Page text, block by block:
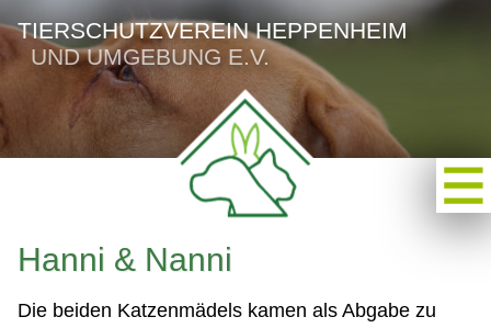
TIERSCHUTZVEREIN HEPPENHEIM
UND UMGEBUNG E.V.
Hanni & Nanni
Die beiden Katzenmädels kamen als Abgabe zu